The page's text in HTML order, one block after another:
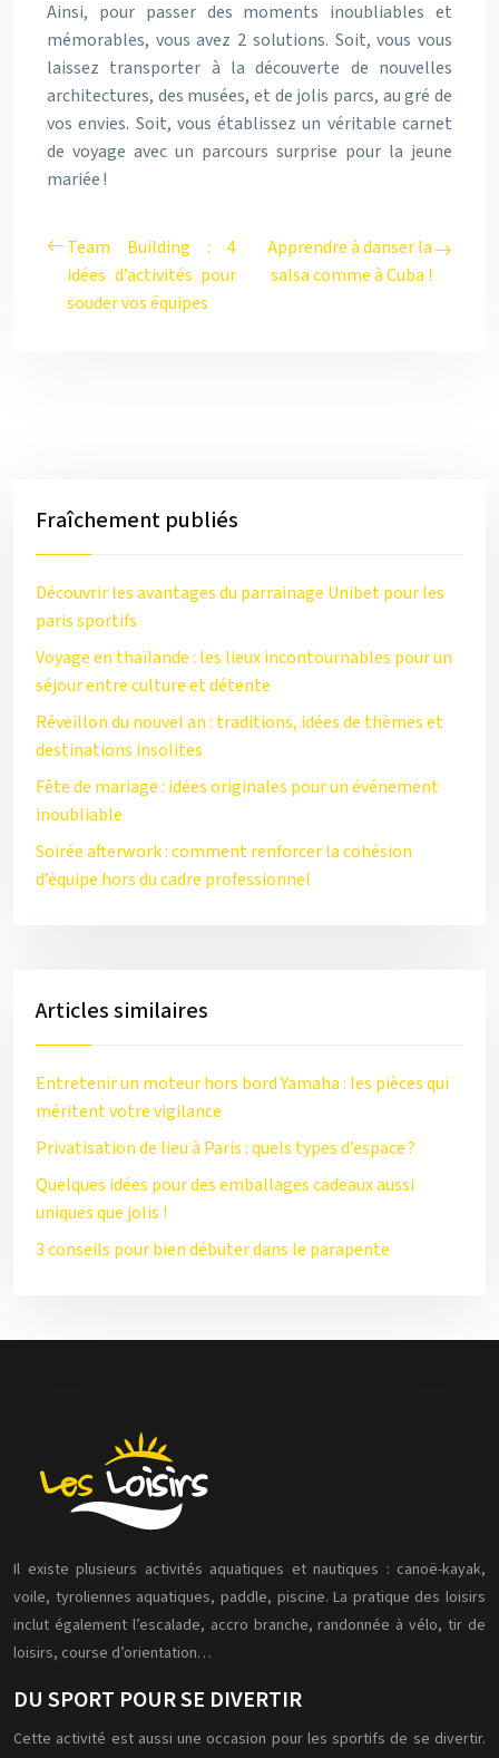
Ainsi, pour passer des moments inoubliables et
mémorables, vous avez 2 solutions. Soit, vous vous
laissez transporter à la découverte de nouvelles
architectures, des musées, et de jolis parcs, au gré de
vos envies. Soit, vous établissez un véritable carnet
de voyage avec un parcours surprise pour la jeune
mariée !
Team Building : 4
idées d’activités pour
souder vos équipes
Apprendre à danser la
salsa comme à Cuba !
Fraîchement publiés
Découvrir les avantages du parrainage Unibet pour les
paris sportifs
Voyage en thaïlande : les lieux incontournables pour un
séjour entre culture et détente
Réveillon du nouvel an : traditions, idées de thèmes et
destinations insolites
Fête de mariage : idées originales pour un événement
inoubliable
Soirée afterwork : comment renforcer la cohésion
d’équipe hors du cadre professionnel
Articles similaires
Entretenir un moteur hors bord Yamaha : les pièces qui
méritent votre vigilance
Privatisation de lieu à Paris : quels types d’espace ?
Quelques idées pour des emballages cadeaux aussi
uniques que jolis !
3 conseils pour bien débuter dans le parapente
Il existe plusieurs activités aquatiques et nautiques : canoë-kayak,
voile, tyroliennes aquatiques, paddle, piscine. La pratique des loisirs
inclut également l’escalade, accro branche, randonnée à vélo, tir de
loisirs, course d’orientation…
DU SPORT POUR SE DIVERTIR
Cette activité est aussi une occasion pour les sportifs de se divertir.